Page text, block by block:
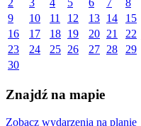
2
3 4 5 6 7
8
9
10 11 12 13 14
15
16
17 18 19 20 21
22
23
24 25 26 27 28
29
30
Znajdź na mapie
Zobacz wydarzenia na planie